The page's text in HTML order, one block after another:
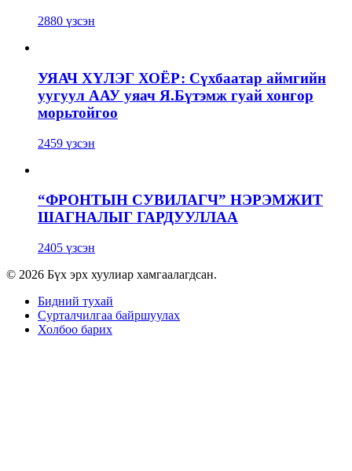
2880 үзсэн
УЯАЧ ХҮЛЭГ ХОЁР: Сүхбаатар аймгийн
уугуул ААУ уяач Я.Бүтэмж гуай хонгор
морьтойгоо
2459 үзсэн
“ФРОНТЫН СУВИЛАГЧ” НЭРЭМЖИТ
ШАГНАЛЫГ ГАРДУУЛЛАА
2405 үзсэн
© 2026 Бүх эрх хуулиар хамгаалагдсан.
Бидний тухай
Сурталчилгаа байршуулах
Холбоо барих